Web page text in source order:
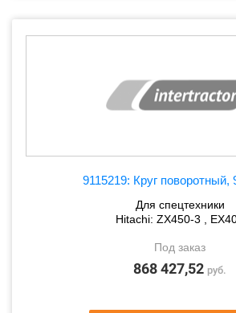
9115219: Круг поворотный,
Для спецтехники
Hitachi: ZX450-3 ,
Под заказ
868 427,52 руб.